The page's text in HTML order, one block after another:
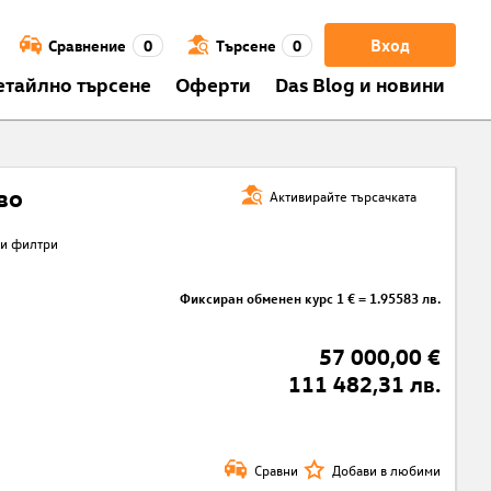
Вход
Сравнение 0 Търсене 0
търсене Оферти Das Blog и новини
Активирайте търсачката
филтри
Фиксиран обменен курс 1 € = 1.95583 лв.
57 000,00 €
111 482,31 лв.
Сравни Добави в любими